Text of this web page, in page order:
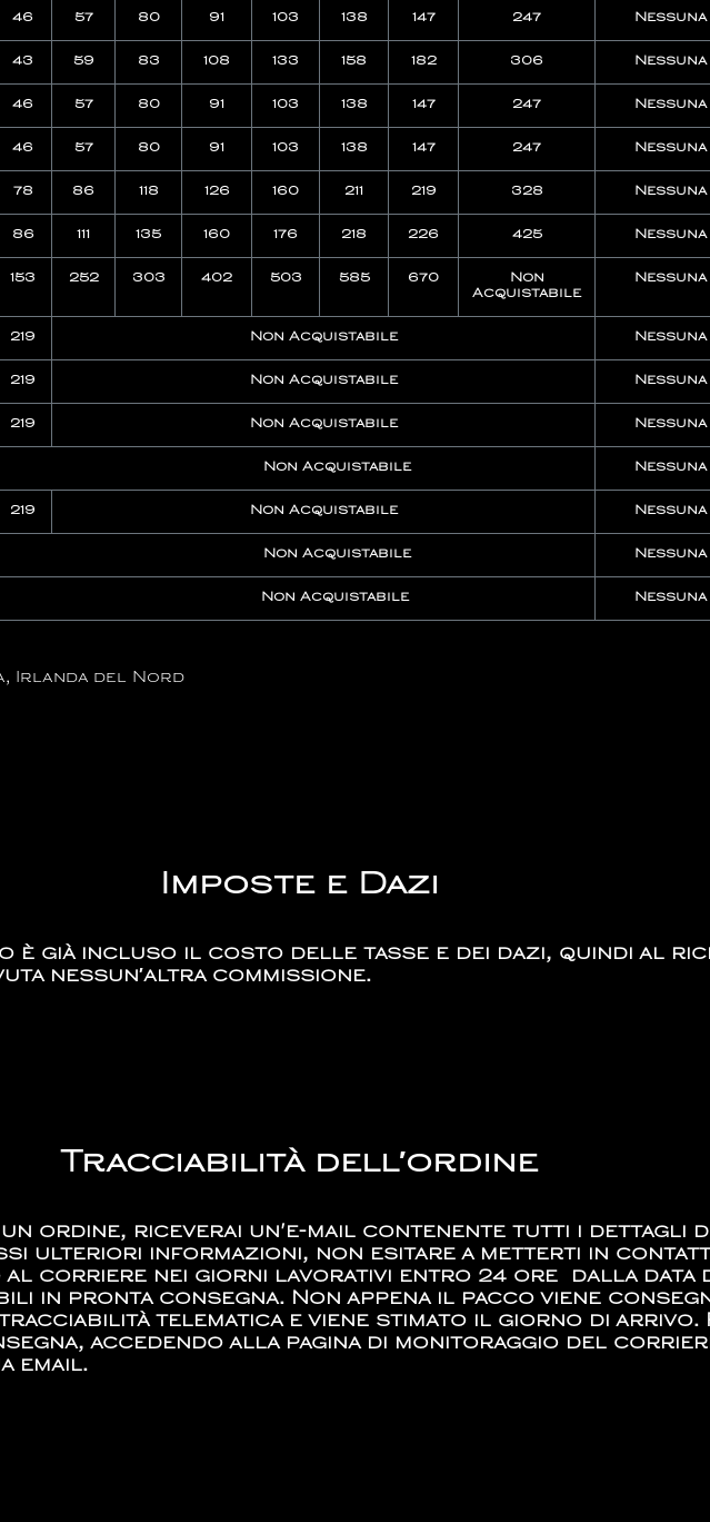
46 57 80 91 103 138 147 247 Nessuna
43 59 83 108 133 158 182 306 Nessuna
46 57 80 91 103 138 147 247 Nessuna
46 57 80 91 103 138 147 247 Nessuna
78 86 118 126 160 211 219 328 Nessuna
86 111 135 160 176 218 226 425 Nessuna
153 252 303 402 503 585 670
Non
Acquistabile
Nessuna
219 Non Acquistabile Nessuna
219 Non Acquistabile Nessuna
219 Non Acquistabile Nessuna
Non Acquistabile Nessuna
219 Non Acquistabile Nessuna
Non Acquistabile Nessuna
Non Acquistabile Nessuna
Irlanda del Nord
Imposte e Dazi
è già incluso il costo delle tasse e dei dazi, quindi al
nessun′altra commissione.
Tracciabilità dell′ordine
ordine, riceverai un'e-mail contenente tutti i dettagli
ulteriori informazioni, non esitare a metterti in
al corriere nei giorni lavorativi entro 24 ore dalla data
in pronta consegna. Non appena il pacco viene
telematica e viene stimato il giorno di arrivo.
accedendo alla pagina di monitoraggio del
email.